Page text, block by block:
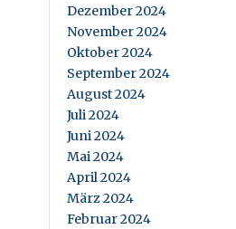
Dezember 2024
November 2024
Oktober 2024
September 2024
August 2024
Juli 2024
Juni 2024
Mai 2024
April 2024
März 2024
Februar 2024